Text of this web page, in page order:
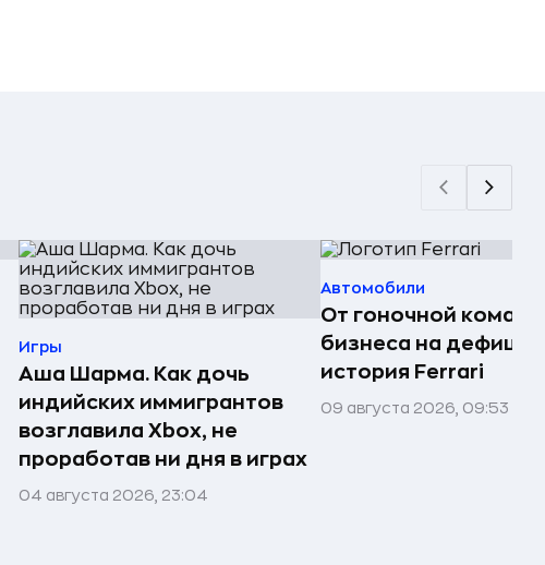
Игры
Аша Шарма. Как дочь
индийских иммигрантов
возглавила Xbox, не
проработав ни дня в играх
04 августа 2026, 23:04
Автомобили
От гоночной
бизнеса на
история Ferrari
09 августа 2026, 09:53